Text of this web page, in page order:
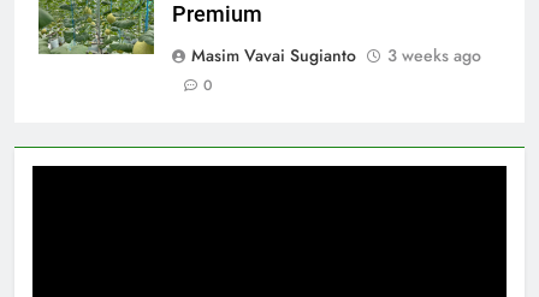
Premium
Masim Vavai Sugianto
3 weeks ago
0